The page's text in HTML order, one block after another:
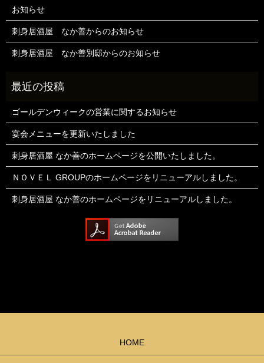
お知らせ
刺身居酒屋 なか善からのお知らせ
刺身居酒屋 なか善別邸からのお知らせ
ゴールデンウィークの営業に関するお知らせ
宴会メニューを更新いたしました
刺身居酒屋 なか善のホームページを公開いたしました。
ＮＯＶＥＬ GROUPのホームページをリニューアルしました。
刺身居酒屋 なか善のホームページをリニューアルしました。
HOME